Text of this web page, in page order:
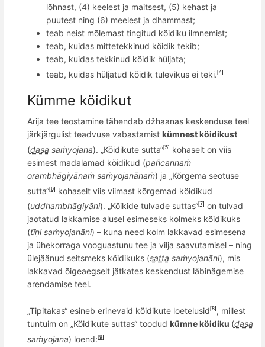
lõhnast, (4) keelest ja maitsest, (5) kehast ja
puutest ning (6) meelest ja dhammast;
teab neist mõlemast tingitud köidiku ilmnemist;
teab, kuidas mittetekkinud köidik tekib;
teab, kuidas tekkinud köidik hüljata;
teab, kuidas hüljatud köidik tulevikus ei teki. [4]
Kümme köidikut
Arija tee teostamine tähendab džhaanas keskenduse teel
järkjärgulist teadvuse vabastamist kümnest köidikust
(dasa saṁyojana). „Köidikute sutta“[5]
kohaselt on viis
esimest madalamad köidikud (pañcannaṁ
orambhāgiyānaṁ saṁyojanānaṁ) ja „Kõrgema seotuse
sutta“[6] kohaselt viis viimast kõrgemad köidikud
(uddhambhāgiyāni). „Kõikide tulvade suttas“[7] on tulvad
jaotatud lakkamise alusel esimeseks kolmeks köidikuks
(tīṇi saṁyojanāni) – kuna need kolm lakkavad esimesena
ja ühekorraga vooguastunu tee ja vilja saavutamisel – ning
ülejäänud seitsmeks köidikuks (satta saṁyojanāni), mis
lakkavad õigeaegselt jätkates keskendust läbinägemise
arendamise teel.
„Tipitakas“ esineb erinevaid köidikute loetelusid [8] , millest
tuntuim on „Köidikute suttas“ toodud kümne köidiku (dasa
saṁyojana) loend: [9]